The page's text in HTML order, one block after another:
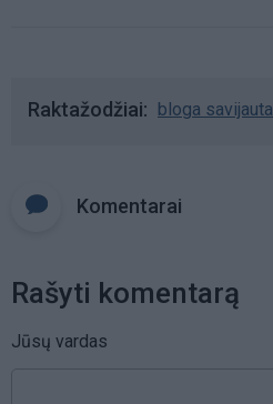
Raktažodžiai bloga savijauta
Komentarai
Rašyti komentarą
Jūsų vardas